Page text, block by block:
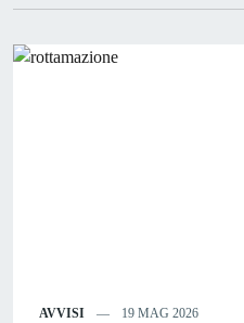
AVVISI 19 MAG 2026